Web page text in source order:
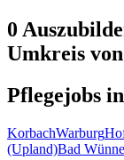
0
Umkreis
Pflegejobs in
KorbachWarburg
(Upland)Bad